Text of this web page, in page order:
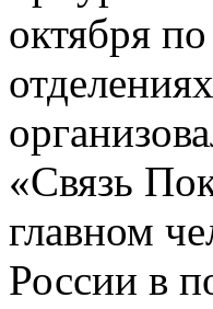
октября
«Связь
главном
России в